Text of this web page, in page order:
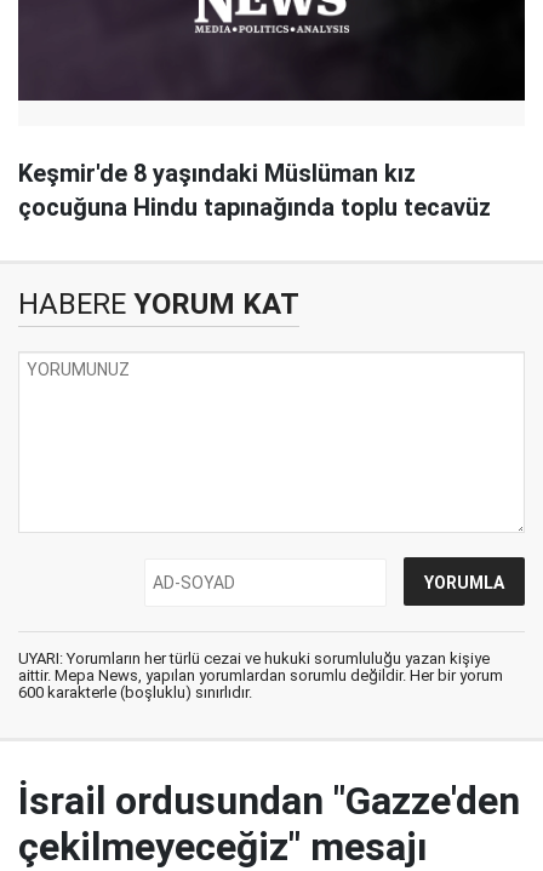
Keşmir'de 8 yaşındaki Müslüman kız
çocuğuna Hindu tapınağında toplu tecavüz
HABERE YORUM KAT
UYARI: Yorumların her türlü cezai ve hukuki sorumluluğu yazan kişiye
aittir. Mepa News, yapılan yorumlardan sorumlu değildir. Her bir yorum
600 karakterle (boşluklu) sınırlıdır.
İsrail ordusundan "Gazze'den
çekilmeyeceğiz" mesajı